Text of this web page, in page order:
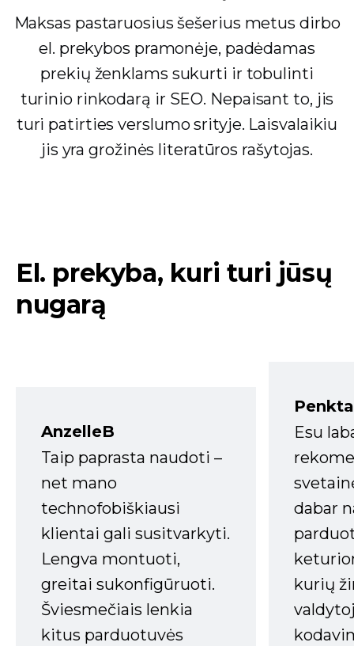
Maksas pastaruosius šešerius metus dirbo
el. prekybos pramonėje, padėdamas
prekių ženklams sukurti ir tobulinti
turinio rinkodarą ir SEO. Nepaisant to, jis
turi patirties verslumo srityje. Laisvalaikiu
jis yra grožinės literatūros rašytojas.
El. prekyba, kuri turi jūsų
nugarą
AnzelleB
Taip paprasta naudoti –
net mano
technofobiškiausi
klientai gali susitvarkyti.
Lengva montuoti,
greitai sukonfigūruoti.
Šviesmečiais lenkia
kitus parduotuvės
Esu
dabar
kurių